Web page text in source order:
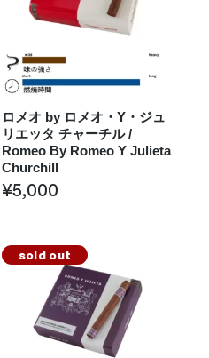
ロメオ by ロメオ・Y・ジュ
リエッタ チャーチル /
Romeo By Romeo Y Julieta
Churchill
¥5,000
sold out